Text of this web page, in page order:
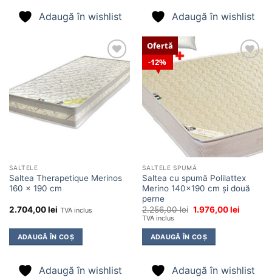
Adaugă în wishlist Adaugă în wishlist
Adaugă
în
wishlist
SALTELE
Saltea Therapetique Merinos
160 x 190 cm
2.704,00lei TVA inclus
ADAUGĂ ÎN COȘ
Adaugă în wishlist
12%
Ofertă
Adaugă
în
wishlist
SALTELE SPUMĂ
Saltea cu spumă Polilattex
Merino 140×190 cm și două
perne
2.256,00lei Prețul
fost:
2.256,00 lei.
1.976,00leiPrețul
TVA inclus
ADAUGĂ ÎN COȘ
Adaugă în wishlist